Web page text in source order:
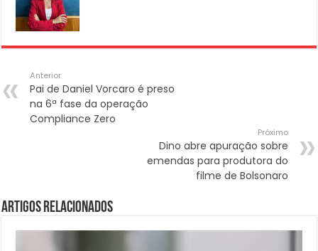
Anterior
Pai de Daniel Vorcaro é preso
na 6ª fase da operação
Compliance Zero
Próximo
Dino abre apuração sobre
emendas para produtora do
filme de Bolsonaro
Artigos Relacionados